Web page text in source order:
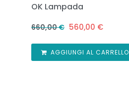
OK Lampada
660,00€ 560,00 €
AGGIUNGI AL CARRELLO